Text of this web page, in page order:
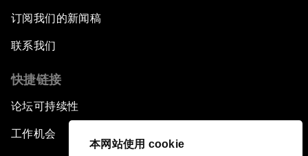
本网站使用 cookie
订阅我们的新闻稿
联系我们
快捷链接
论坛可持续性
工作机会